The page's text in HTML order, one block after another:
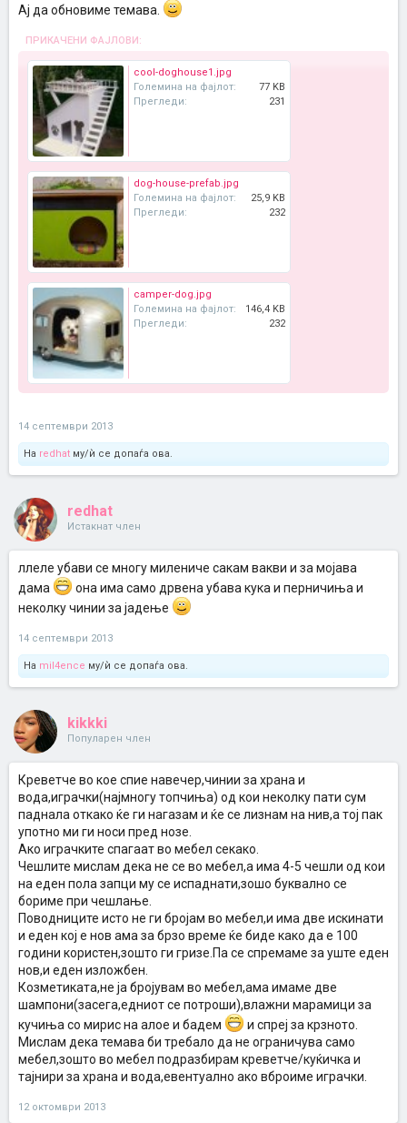
Ај да обновиме темава.
ПРИКАЧЕНИ ФАЈЛОВИ:
cool-doghouse1.jpg
Големина на фајлот:
77 KB
Прегледи:
231
dog-house-prefab.jpg
Големина на фајлот:
25,9 KB
Прегледи:
232
camper-dog.jpg
Големина на фајлот:
146,4 KB
Прегледи:
232
14 септември 2013
На redhat му/ѝ се допаѓа ова.
redhat
Истакнат член
ллеле убави се многу милениче сакам вакви и за мојава
дама
она има само дрвена убава кука и перничиња и
неколку чинии за јадење
14 септември 2013
На mil4ence му/ѝ се допаѓа ова.
kikkki
Популарен член
Креветче во кое спие навечер,чинии за храна и
вода,играчки(најмногу топчиња) од кои неколку пати сум
паднала откако ќе ги нагазам и ќе се лизнам на нив,а тој пак
употно ми ги носи пред нозе.
Ако играчките спагаат во мебел секако.
Чешлите мислам дека не се во мебел,а има 4-5 чешли од кои
на еден пола запци му се испаднати,зошо буквално се
бориме при чешлање.
Поводниците исто не ги бројам во мебел,и има две искинати
и еден кој е нов ама за брзо време ќе биде како да е 100
години користен,зошто ги гризе.Па се спремаме за уште еден
нов,и еден изложбен.
Козметиката,не ја бројувам во мебел,ама имаме две
шампони(засега,едниот се потроши),влажни марамици за
кучиња со мирис на алое и бадем
и спреј за крзното.
Мислам дека темава би требало да не ограничува само
мебел,зошто во мебел подразбирам креветче/куќичка и
тајнири за храна и вода,евентуално ако вброиме играчки.
12 октомври 2013